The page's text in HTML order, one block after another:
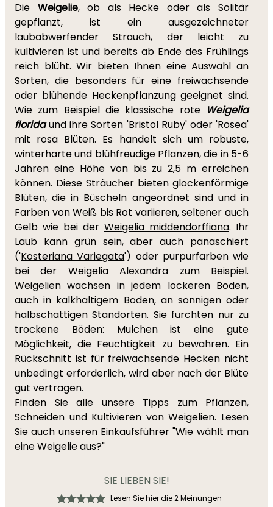
Die Weigelie, ob als Hecke oder als Solitär
gepflanzt, ist ein ausgezeichneter
laubabwerfender Strauch, der leicht zu
kultivieren ist und bereits ab Ende des Frühlings
reich blüht. Wir bieten Ihnen eine Auswahl an
Sorten, die besonders für eine freiwachsende
oder blühende Heckenpflanzung geeignet sind.
Wie zum Beispiel die klassische rote Weigelia
floridaund ihre Sorten 'Bristol Ruby'oder'Rosea'
mit rosa Blüten. Es handelt sich um robuste,
winterharte und blühfreudige Pflanzen, die in 5-6
Jahren eine Höhe von bis zu 2,5 m erreichen
können. Diese Sträucher bieten glockenförmige
Blüten, die in Büscheln angeordnet sind und in
Farben von Weiß bis Rot variieren, seltener auch
Gelb wie bei der Weigelia middendorffiana. Ihr
Laub kann grün sein, aber auch panaschiert
('Kosteriana Variegata') oder purpurfarben wie
bei der Weigelia Alexandra zum Beispiel.
Weigelien wachsen in jedem lockeren Boden,
auch in kalkhaltigem Boden, an sonnigen oder
halbschattigen Standorten. Sie fürchten nur zu
trockene Böden: Mulchen ist eine gute
Möglichkeit, die Feuchtigkeit zu bewahren. Ein
Rückschnitt ist für freiwachsende Hecken nicht
unbedingt erforderlich, wird aber nach der Blüte
gut vertragen.
Finden Sie alle unsere Tipps zum Pflanzen,
Schneiden und Kultivieren von Weigelien. Lesen
Sie auch unseren Einkaufsführer "Wie wählt man
eine Weigelie aus?"
SIE LIEBEN SIE!
Lesen Sie hier die 2 Meinungen